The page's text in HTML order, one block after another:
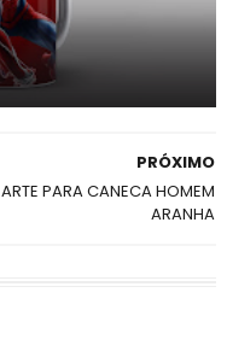
PRÓXIMO
ARTE PARA CANECA HOMEM
ARANHA